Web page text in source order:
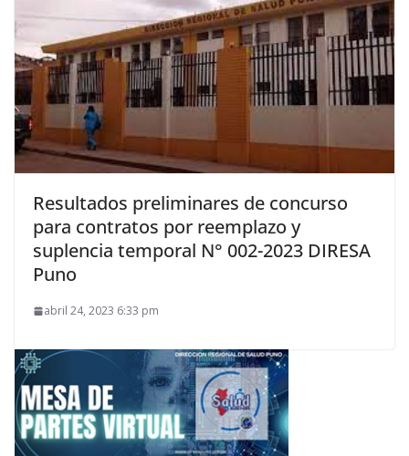
Resultados preliminares de concurso
para contratos por reemplazo y
suplencia temporal N° 002-2023 DIRESA
Puno
abril 24, 2023 6:33 pm